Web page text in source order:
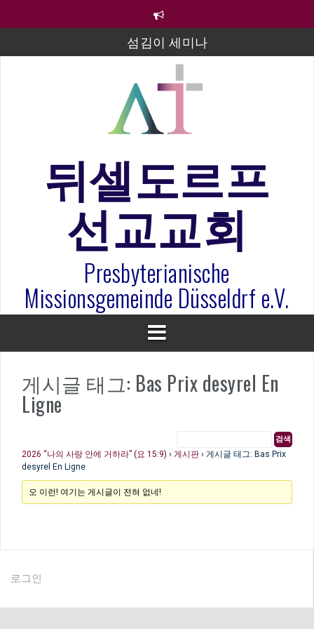
섬김이 세미나
김태희 자매 졸업연주
2023년 어린이 주일 유초등부 발표
라합3 나라 봉헌송
은퇴사-우선화 권사
20260322 주안에 가만히 머물기(요한복음 15:1-17) 손
훈목사
뒤셀도르프
선교교회
Presbyterianische
Missionsgemeinde Düsseldrf e.V.
게시글 태그: Bas Prix desyrel En
Ligne
2026 “나의 사랑 안에 거하라” (요 15:9) › 게시판 › 게시글 태그: Bas Prix
desyrel En Ligne
오 이런! 여기는 게시글이 전혀 없네!
로그인